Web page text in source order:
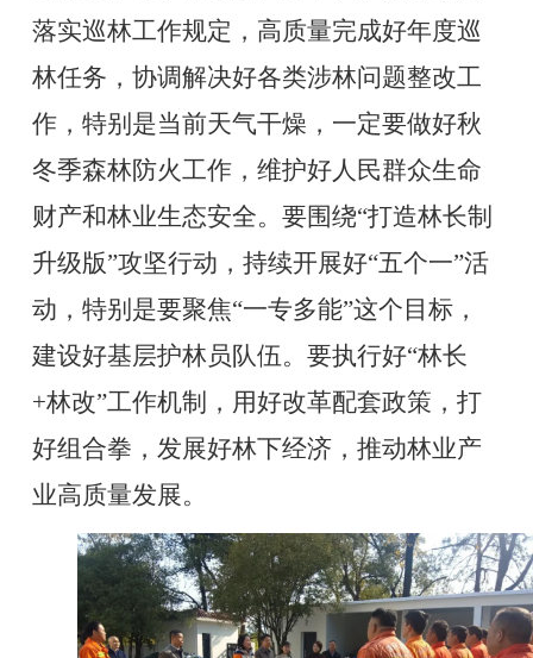
落实巡林工作规定，高质量完成好年度巡
林任务，协调解决好各类涉林问题整改工
作，特别是当前天气干燥，一定要做好秋
冬季森林防火工作，维护好人民群众生命
财产和林业生态安全。要围绕“打造林长制
升级版”攻坚行动， 持续开展好“五个一”活
动，特别是要聚焦“一专多能”这个目标，
建设好基层护林员队伍。 要执行好“林长
+林改”工作机制，用好改革配套政策，打
好组合拳，发展好林下经济，推动林业产
业高质量发展。